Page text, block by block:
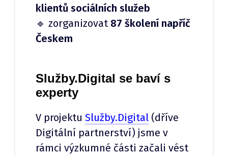
klientů sociálních služeb
🔹 zorganizovat 87 školení napříč
Českem
Služby.Digital se baví s
experty
V projektu Služby.Digital (dříve
Digitální partnerství) jsme v
rámci výzkumné části začali vést